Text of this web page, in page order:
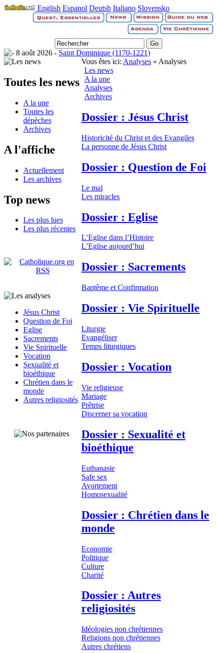
English Espanol Deutsh Italiano Slovensko
8 août 2026 - Saint Dominique (1170-1221)
Toutes les news
A la une
Toutes les
dépèches
Archives
A l'affiche
Actuellement
Les archives
Top news
Les plus lues
Les plus récentes
Jésus Christ
Question de Foi
Eglise
Sacrements
Vie Spirituelle
Vocation
Sexualité et
bioéthique
Chrétien dans le
monde
Autres religiosités
Vous êtes ici: Analyses » Analyses
Les news
A la une
Analyses
Archives
Dossier : Jésus Christ
Historicité du Christ et des Evangiles
La personne de Jésus Christ
Dossier : Question de Foi
Le mal
Les miracles
Dossier : Eglise
L’Eglise dans l’Histoire
L’Eglise aujourd’hui
Dossier : Sacrements
Baptême et Confirmation
Dossier : Vie Spirituelle
Liturgie
Evangéliser
Temps liturgiques
Dossier : Vocation
Vie religieuse
Mariage
Prêtrise
Discerner sa vocation
Dossier : Sexualité et
bioéthique
Euthanasie
Safe sex
Avortement
Homosexualité
Dossier : Chrétien dans le
monde
Economie
Politique
Culture
Charité
Dossier : Autres
religiosités
Idéologies non chrétiennes
Religions non chrétiennes
Autres chrétiens